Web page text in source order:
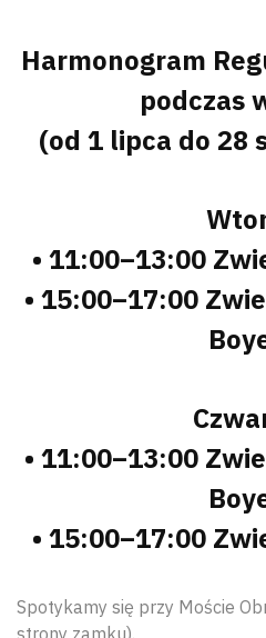
Harmonogram
podczas
(od 1 lipca do 28
• 11:00–13:00
• 15:00–17:00
• 11:00–13:00
• 15:00–17:00
Spotykamy się przy Moście
strony zamku).